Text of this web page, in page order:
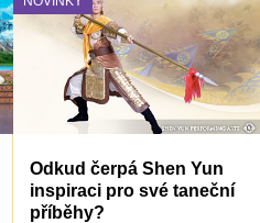
Odkud čerpá Shen Yun
inspiraci pro své taneční
příběhy?